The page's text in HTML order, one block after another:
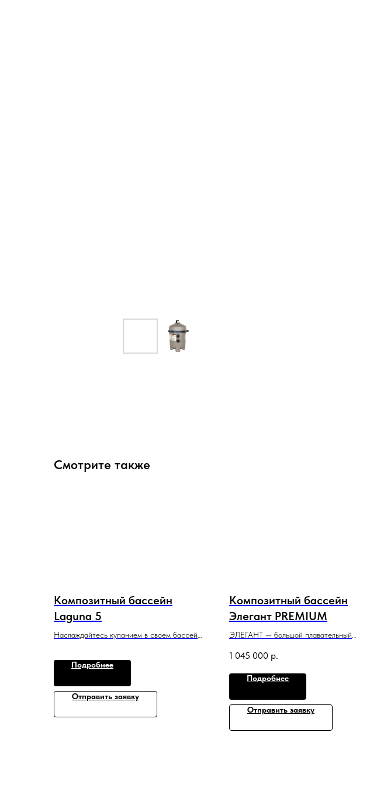
Смотрите также
Композитный бассейн
Laguna 5
Наслаждайтесь купанием в своем бассейне
плавания.
5 м x 2,6 м x 1,4 м
Подробнее
Отправить заявку
Композитный бассейн
Элегант PREMIUM
ЭЛЕГАНТ — большой плавательный
полностью оправдывает название модели.
7,2 м x 3,2 м x 1,3−1,75 м
1 045 000 р.
Подробнее
Отправить заявку